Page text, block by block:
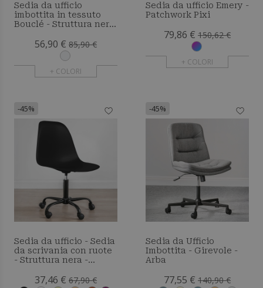
Sedia da ufficio
imbottita in tessuto
Bouclé - Struttura nera
56,90 € 85,90 €
+ COLORI
Sedia da ufficio Emery -
Patchwork Pixi
79,86 € 150,62 €
+ COLORI
-45%
Sedia da ufficio - Sedia
da scrivania con ruote
- Struttura nera -
37,46 € 67,90 €
-45%
Sedia da Ufficio
Imbottita - Girevole -
Arba
77,55 € 140,90 €